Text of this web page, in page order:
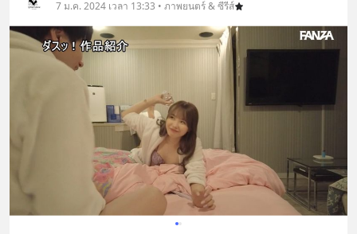
7 ม.ค. 2024 เวลา 13:33 • ภาพยนตร์ & ซีรีส์